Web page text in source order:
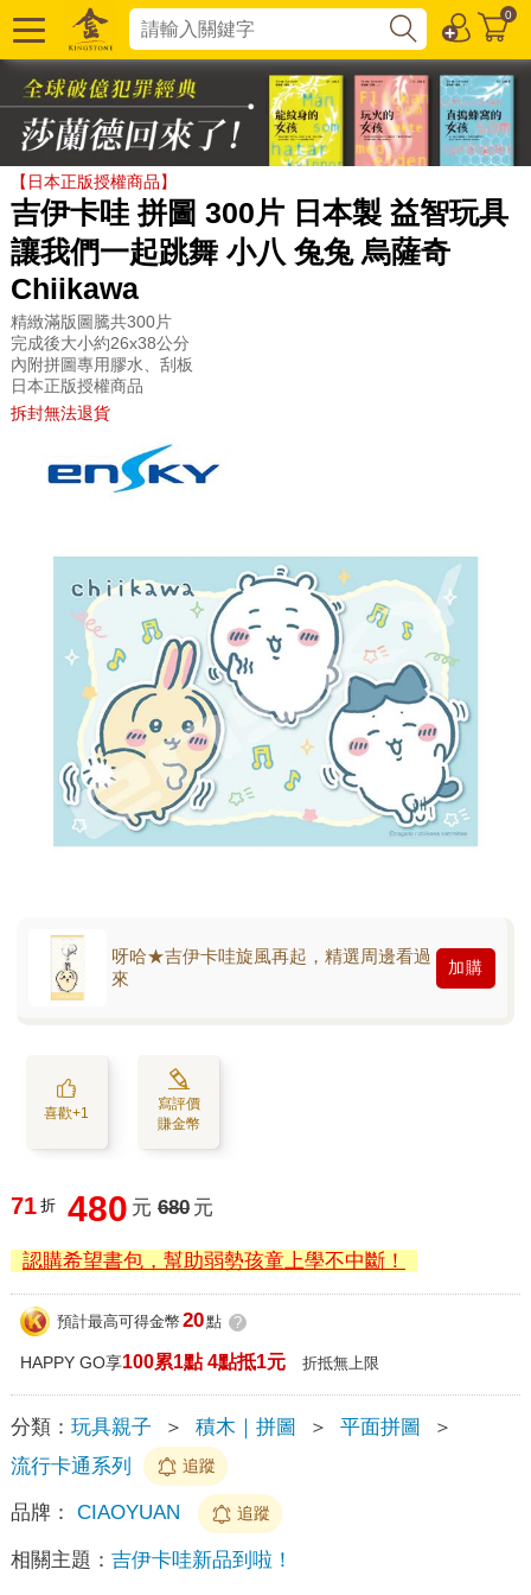
0
【日本正版授權商品】
吉伊卡哇 拼圖 300片 日本製 益智玩具
讓我們一起跳舞 小八 兔兔 烏薩奇
Chiikawa
精緻滿版圖騰共300片
完成後大小約26x38公分
內附拼圖專用膠水、刮板
日本正版授權商品
拆封無法退貨
呀哈★吉伊卡哇旋風再起，精選周邊看過
來
加購
喜歡+1
寫評價
賺金幣
71 折 480 元 680 元
認購希望書包，幫助弱勢孩童上學不中斷！
預計最高可得金幣 20點 ?
HAPPY GO享100累1點 4點抵1元 折抵無上限
分類： 玩具親子 ＞ 積木｜拼圖 ＞ 平面拼圖
＞
流行卡通系列
追蹤
品牌： CIAOYUAN 追蹤
相關主題： 吉伊卡哇新品到啦！